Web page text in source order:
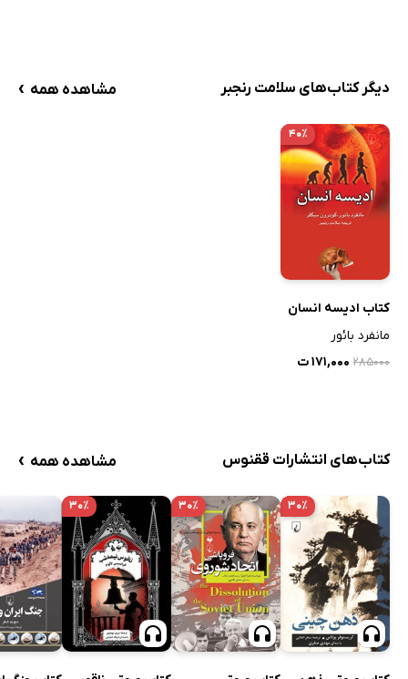
دیگر کتاب‌های سلامت رنجبر مشاهده همه ›
۴۰٪
کتاب ادیسه انسان
مانفرد بائور
۲۸۵۰۰۰ ۱۷۱,۰۰۰ ت
کتاب‌های انتشارات ققنوس مشاهده همه ›
۳۰٪ ۳۰٪ ۳۰٪